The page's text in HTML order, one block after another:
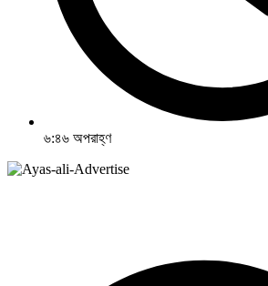
৬:৪৬ অপরাহ্ণ